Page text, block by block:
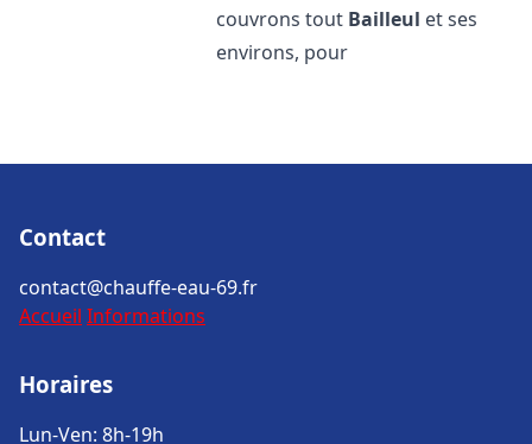
couvrons tout Bailleul et ses
environs, pour
Contact
contact@chauffe-eau-69.fr
Accueil Informations
Horaires
Lun-Ven: 8h-19h